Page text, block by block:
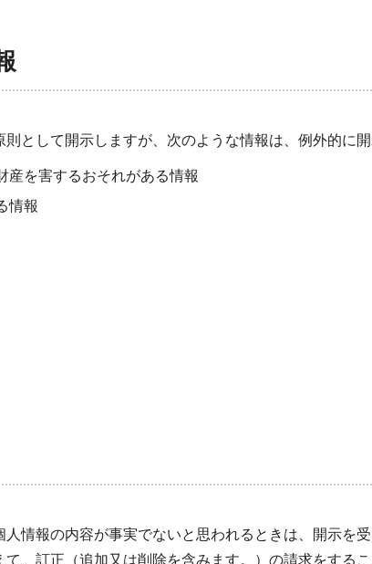
として開示しますが、次のような情報は、例外的に開
産を害するおそれがある情報
情報
情報の内容が事実でないと思われるときは、開示を
、訂正（追加又は削除を含みます。）の請求をする